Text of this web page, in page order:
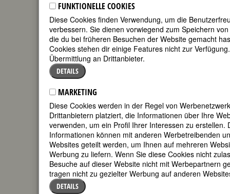
Beate Ahr, geb. 1962 in Mainz, Dipl.-
Ing. Landespflege. Nach dem Studium
in Hannover arbeitete sie freiberuflich
als Landschaftsplanerin. Die
Familiengründung krümmte ihren
Lebensweg typisch weiblich. Heute lebt
sie mit ihrem Mann und zwei Kindern in
gesellschaftspolitischen Fragestellungen
verfolgt sie in ehrenamtlichen
Tätigkeiten. So ist sie Mitgründerin der
ersten Freien Montessori-Schule in
Schleswig-Holstein.
Susanne Amrain, Dr. phil. (1943-2008).
Arbeitete als Schauspielerin. Danach
Studium der Anglistik und Germanistik.
Diss. 1983 über Liebesphantasien und
Frauenbilder der englischen
FUNKTIONELLE COOKIES
Diese Cookies finden Verwendung, um die
verbessern. Sie dienen vorwiegend zum Speichern
die du bei früheren Besuchen der Website gemacht
Cookies stehen dir einige Features nicht zur
Übermittlung an Drittanbieter.
DETAILS
MARKETING
Diese Cookies werden in der Regel von
Drittanbietern platziert, die Informationen über Ihre
verwenden, um ein Profil Ihrer Interessen zu erstellen.
Informationen können mit anderen Werbetreibenden
Websites geteilt werden, um Ihnen auf mehreren
Werbung zu liefern. Wenn Sie diese Cookies nicht
Besuche auf dieser Website nicht mit Werbepartnern
tragen nicht zu gezielter Werbung auf anderen
DETAILS